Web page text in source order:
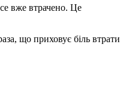
вже втрачено. Це
що приховує біль втрати